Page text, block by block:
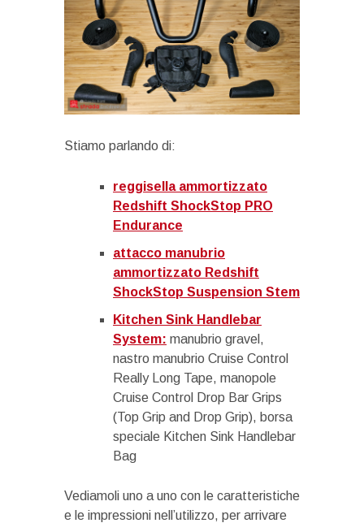
Stiamo parlando di:
reggisella ammortizzato
Redshift ShockStop PRO
Endurance
attacco manubrio
ammortizzato Redshift
ShockStop Suspension Stem
Kitchen Sink Handlebar
System: manubrio gravel,
nastro manubrio Cruise Control
Really Long Tape, manopole
Cruise Control Drop Bar Grips
(Top Grip and Drop Grip), borsa
speciale Kitchen Sink Handlebar
Bag
Vediamoli uno a uno con le caratteristiche
e le impressioni nell’utilizzo, per arrivare